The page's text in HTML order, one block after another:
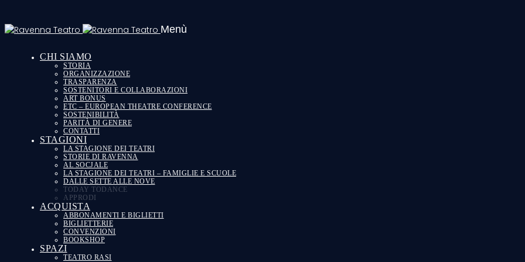
Menù
CHI SIAMO
STORIA
ORGANIZZAZIONE
TRASPARENZA
SOSTENITORI E COLLABORAZIONI
ART BONUS
ETC – EUROPEAN THEATRE CONFERENCE
SOSTENIBILITÀ
PARITÀ DI GENERE
CONTATTI
STAGIONI
LA STAGIONE DEI TEATRI
STORIE DI RAVENNA
AL SOCJALE
LA STAGIONE DEI TEATRI – FAMIGLIE E SCUOLE
DALLE SETTE ALLE NOVE
TODAY TODANCE
APPRODI
ACQUISTA
ABBONAMENTI E BIGLIETTI
BIGLIETTERIE
CONVENZIONI
BOOKSHOP
SPAZI
TEATRO RASI